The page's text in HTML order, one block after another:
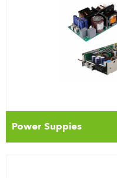
Power Suppies